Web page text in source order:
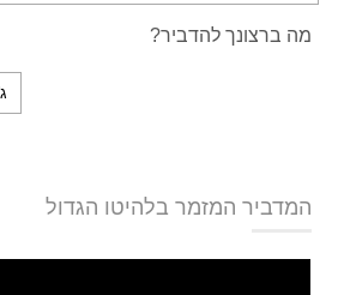
מה ברצונך להדביר?
המדביר המזמר בלהיטו הגדול